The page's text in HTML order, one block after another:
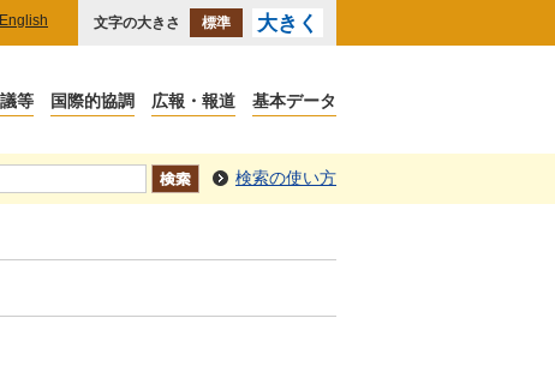
English 文字の大きさ 標準 大きく
検索の使い方